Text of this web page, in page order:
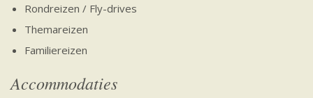
Rondreizen / Fly-drives
Themareizen
Familiereizen
Accommodaties